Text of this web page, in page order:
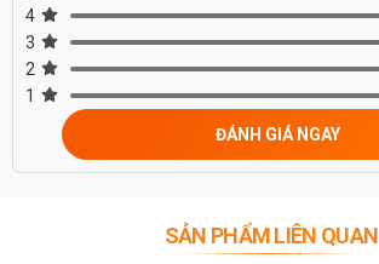
4
3
2
1
ĐÁNH GIÁ NGAY
SẢN PHẨM LIÊN QUAN